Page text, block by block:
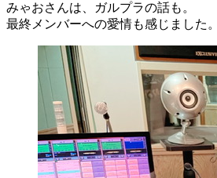
みゃおさんは、ガルプラの話も。
最終メンバーへの愛情も感じました。